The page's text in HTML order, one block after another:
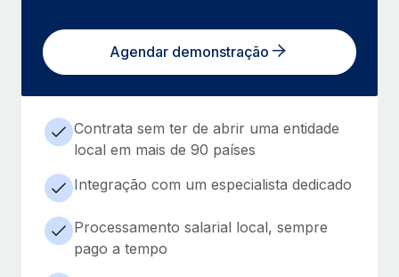
Agendar demonstração
Contrata sem ter de abrir uma entidade
local em mais de 90 países
Integração com um especialista dedicado
Processamento salarial local, sempre
pago a tempo